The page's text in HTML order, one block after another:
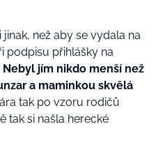
než aby se vydala na
podpisu přihlášky na
Nebyl jím nikdo menší než
a maminkou skvělá
tak po vzoru rodičů
tak si našla herecké